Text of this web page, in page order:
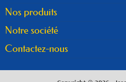
Nos produits
Notre société
Contactez-nous